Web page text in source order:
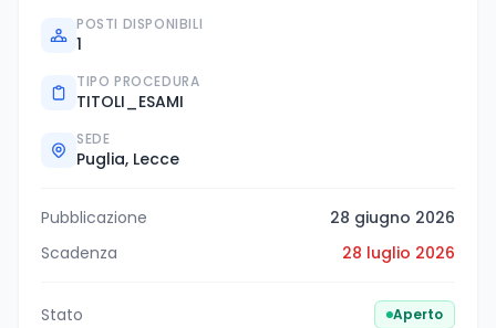
POSTI DISPONIBILI
1
TIPO PROCEDURA
TITOLI_ESAMI
SEDE
Puglia, Lecce
Pubblicazione
28 giugno 2026
Scadenza
28 luglio 2026
Stato Aperto